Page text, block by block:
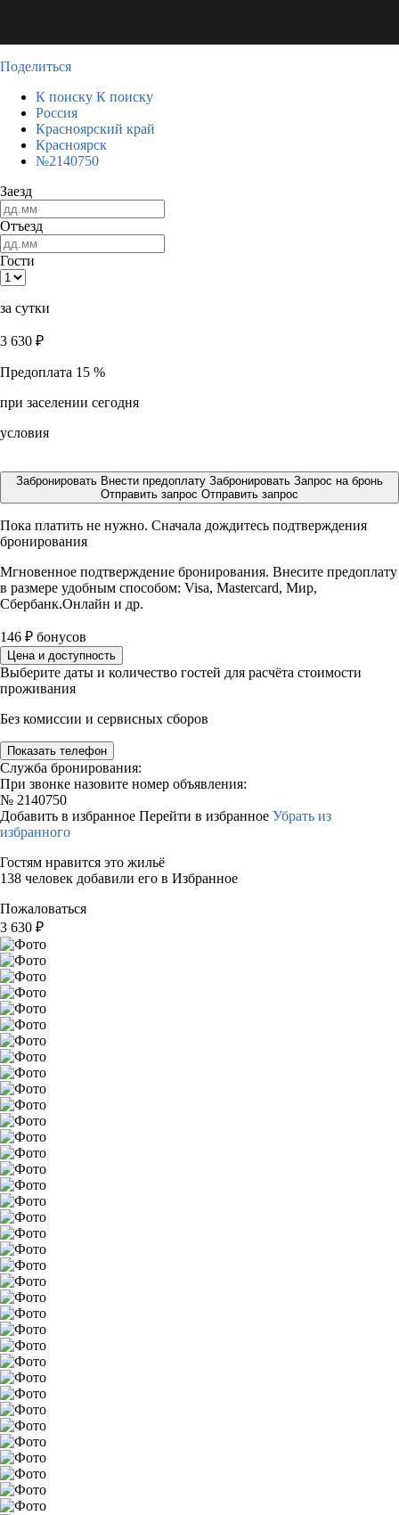
Поделиться
К поиску К поиску
Россия
Красноярский край
Красноярск
№2140750
Заезд
Отъезд
Гости
за сутки
3 630 ₽
Предоплата 15 %
при заселении сегодня
условия
Забронировать Внести предоплату Забронировать Запрос на бронь
Отправить запрос Отправить запрос
Пока платить не нужно. Сначала дождитесь подтверждения
бронирования
Мгновенное подтверждение бронирования. Внесите предоплату
в размере удобным способом: Visa, Mastercard, Мир,
Сбербанк.Онлайн и др.
146 ₽ бонусов
Цена и доступность
Выберите даты и количество гостей для расчёта стоимости
проживания
Без комиссии и сервисных сборов
Показать телефон
Служба бронирования:
При звонке назовите номер объявления:
№ 2140750
Добавить в избранное Перейти в избранное Убрать из
избранного
Гостям нравится это жильё
138 человек добавили его в Избранное
Пожаловаться
3 630 ₽